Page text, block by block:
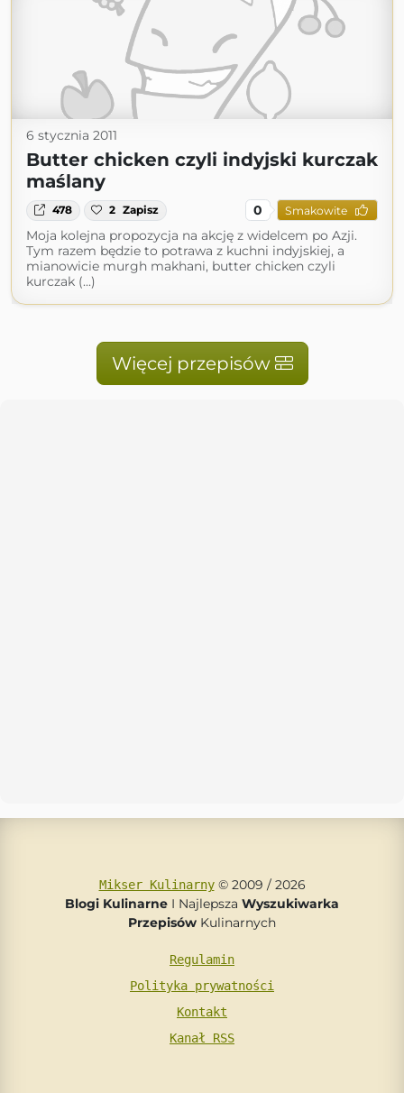
6 stycznia 2011
Butter chicken czyli indyjski kurczak
maślany
478 2 Zapisz 0 Smakowite
Moja kolejna propozycja na akcję z widelcem po Azji.
Tym razem będzie to potrawa z kuchni indyjskiej, a
mianowicie murgh makhani, butter chicken czyli
kurczak (...)
Więcej przepisów
Mikser Kulinarny© 2009 / 2026
Blogi Kulinarne I Najlepsza Wyszukiwarka
Przepisów Kulinarnych
Regulamin
Polityka prywatności
Kontakt
Kanał RSS